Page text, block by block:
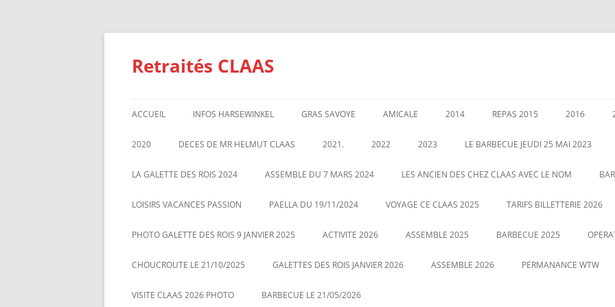
Aller
Retraités CLAAS
ACCUEIL INFOS HARSEWINKEL
ACTIVITE 2025
TARIFS BILLETTERIE AU 01/1/2025
GRAS SAVOYE
LES PERMANENCES GARANTIES AU 1 JANVIER 2020
AMICALE
CRÉATION DE AMICALE
POUR NOUS CONTACTER
2014
ASSEMBLEE 2014
COUSCOUS EN 2014
REPAS 2015 2016
GALETTE
CENTRALE
2020
GALETTE DES ROIS 2020
ASSEMBLÉ DES RETRAITÉS LE 5
DECES DE MR HELMUT CLAAS 2021. 2022
ASSEMBLE 2022
LE 21 MAI 2022 BARBECUE PHOTO
PHOTO POUR AGRANDIR
2023
GALETTE DES ROIS LE 12 JANVIER
LE BARBECUE JEUDI 25 MAI 2023
LA GALETTE DES ROIS 2024 ASSEMBLE DU 7 MARS 2024 LES ANCIEN DES CHEZ CLAAS AVEC LE NOM
LOISIRS VACANCES PASSION PAELLA DU 19/11/2024 VOYAGE CE CLAAS 2025 TARIFS BILLETTERIE 2026
PHOTO GALETTE DES ROIS 9 JANVIER 2025 ACTIVITE 2026 ASSEMBLE 2025 BARBECUE 2025
CHOUCROUTE LE 21/10/2025 GALETTES DES ROIS JANVIER 2026 ASSEMBLE 2026 PERMANANCE WTW
VISITE CLAAS 2026 PHOTO BARBECUE LE 21/05/2026